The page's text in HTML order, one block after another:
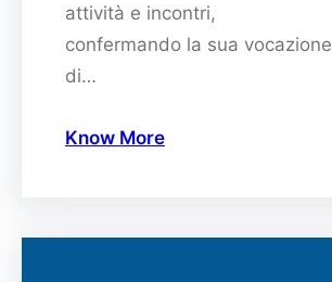
attività e incontri,
confermando la sua vocazione
di…
Know More